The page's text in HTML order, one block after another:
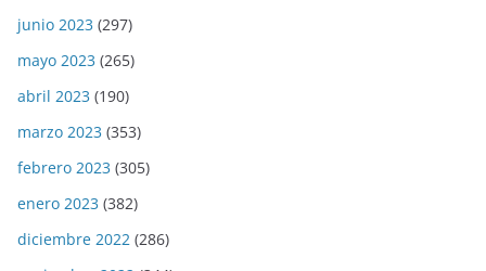
junio 2023 (297)
mayo 2023 (265)
abril 2023 (190)
marzo 2023 (353)
febrero 2023 (305)
enero 2023 (382)
diciembre 2022 (286)